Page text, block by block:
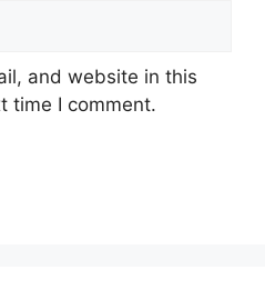
and website in this
time I comment.